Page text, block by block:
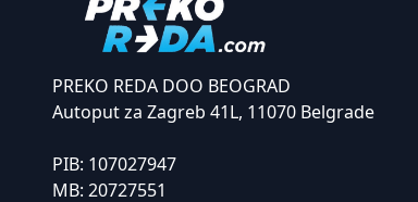
PREKO REDA DOO BEOGRAD
Autoput za Zagreb 41L, 11070 Belgrade
PIB: 107027947
MB: 20727551